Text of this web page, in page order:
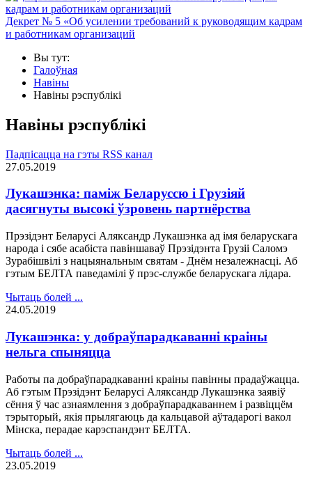
Декрет № 5 «Об усилении требований к руководящим кадрам
и работникам организаций
Вы тут:
Галоўная
Навіны
Навіны рэспублікі
Навіны рэспублікі
Падпісацца на гэты RSS канал
27.05.2019
Лукашэнка: паміж Беларуссю і Грузіяй
дасягнуты высокі ўзровень партнёрства
Прэзідэнт Беларусі Аляксандр Лукашэнка ад імя беларускага
народа і сябе асабіста павіншаваў Прэзідэнта Грузіі Саломэ
Зурабішвілі з нацыянальным святам - Днём незалежнасці. Аб
гэтым БЕЛТА паведамілі ў прэс-службе беларускага лідара.
Чытаць болей ...
24.05.2019
Лукашэнка: у добраўпарадкаванні краіны
нельга спыняцца
Работы па добраўпарадкаванні краіны павінны прадаўжацца.
Аб гэтым Прэзідэнт Беларусі Аляксандр Лукашэнка заявіў
сёння ў час азнаямлення з добраўпарадкаваннем і развіццём
тэрыторый, якія прылягаюць да кальцавой аўтадарогі вакол
Мінска, перадае карэспандэнт БЕЛТА.
Чытаць болей ...
23.05.2019